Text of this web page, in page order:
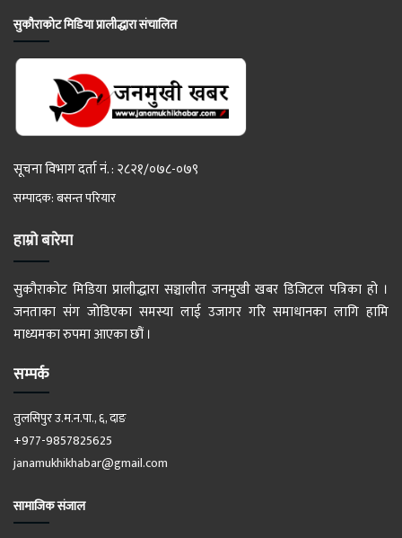
सुकौराकोट मिडिया प्रालीद्धारा संचालित
सूचना विभाग दर्ता नं. : २८२१/०७८-०७९
सम्पादक: बसन्त परियार
हाम्रो बारेमा
सुकौराकोट मिडिया प्रालीद्धारा सञ्चालीत जनमुखी खबर डिजिटल पत्रिका हो ।
जनताका संग जोडिएका समस्या लाई उजागर गरि समाधानका लागि हामि
माध्यमका रुपमा आएका छौं ।
सम्पर्क
तुलसिपुर उ.म.न.पा., ६, दाङ
+977-9857825625
janamukhikhabar@gmail.com
सामाजिक संजाल